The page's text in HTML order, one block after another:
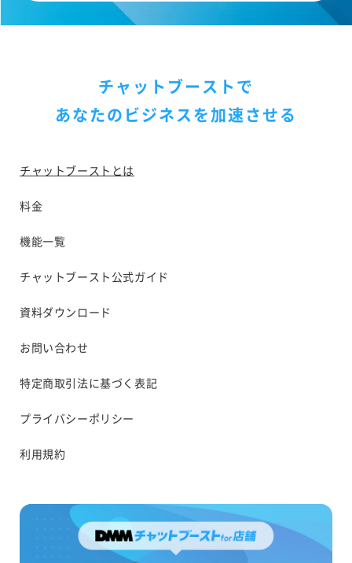
チャットブーストで
あなたのビジネスを加速させる
チャットブーストとは
料金
機能一覧
チャットブースト公式ガイド
資料ダウンロード
お問い合わせ
特定商取引法に基づく表記
プライバシーポリシー
利用規約